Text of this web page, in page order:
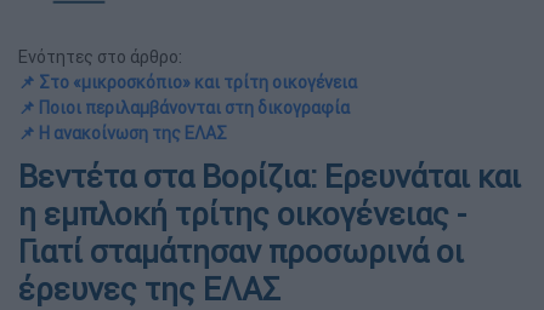
Ενότητες στο άρθρο:
📌 Στο «μικροσκόπιο» και τρίτη οικογένεια
📌 Ποιοι περιλαμβάνονται στη δικογραφία
📌 Η ανακοίνωση της ΕΛΑΣ
Βεντέτα στα Βορίζια: Ερευνάται και
η εμπλοκή τρίτης οικογένειας -
Γιατί σταμάτησαν προσωρινά οι
έρευνες της ΕΛΑΣ